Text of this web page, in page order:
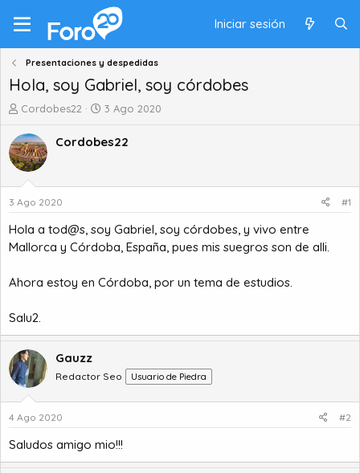
Iniciar sesión
Presentaciones y despedidas
Hola, soy Gabriel, soy córdobes
A
t
o
r
d
e
e
m
Cordobes22
F
c
d
n
i
i
o
3 Ago 2020
Cordobes22
3 Ago 2020 #1
Hola a tod@s, soy Gabriel, soy córdobes, y vivo entre
Mallorca y Córdoba, España, pues mis suegros son de alli.
Ahora estoy en Córdoba, por un tema de estudios.
Salu2.
Gauzz
Redactor Seo Usuario de Piedra
4 Ago 2020 #2
Saludos amigo mio!!!